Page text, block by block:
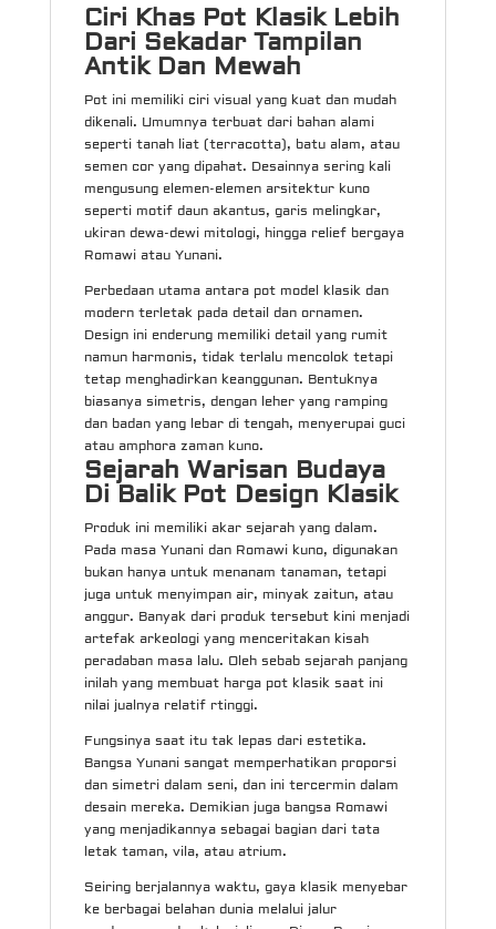
Ciri Khas Pot Klasik Lebih
Dari Sekadar Tampilan
Antik Dan Mewah
Pot ini memiliki ciri visual yang kuat dan mudah
dikenali. Umumnya terbuat dari bahan alami
seperti tanah liat (terracotta), batu alam, atau
semen cor yang dipahat. Desainnya sering kali
mengusung elemen-elemen arsitektur kuno
seperti motif daun akantus, garis melingkar,
ukiran dewa-dewi mitologi, hingga relief bergaya
Romawi atau Yunani.
Perbedaan utama antara pot model klasik dan
modern terletak pada detail dan ornamen.
Design ini enderung memiliki detail yang rumit
namun harmonis, tidak terlalu mencolok tetapi
tetap menghadirkan keanggunan. Bentuknya
biasanya simetris, dengan leher yang ramping
dan badan yang lebar di tengah, menyerupai guci
atau amphora zaman kuno.
Sejarah Warisan Budaya
Di Balik Pot Design Klasik
Produk ini memiliki akar sejarah yang dalam.
Pada masa Yunani dan Romawi kuno, digunakan
bukan hanya untuk menanam tanaman, tetapi
juga untuk menyimpan air, minyak zaitun, atau
anggur. Banyak dari produk tersebut kini menjadi
artefak arkeologi yang menceritakan kisah
peradaban masa lalu. Oleh sebab sejarah panjang
inilah yang membuat harga pot klasik saat ini
nilai jualnya relatif rtinggi.
Fungsinya saat itu tak lepas dari estetika.
Bangsa Yunani sangat memperhatikan proporsi
dan simetri dalam seni, dan ini tercermin dalam
desain mereka. Demikian juga bangsa Romawi
yang menjadikannya sebagai bagian dari tata
letak taman, vila, atau atrium.
Seiring berjalannya waktu, gaya klasik menyebar
ke berbagai belahan dunia melalui jalur